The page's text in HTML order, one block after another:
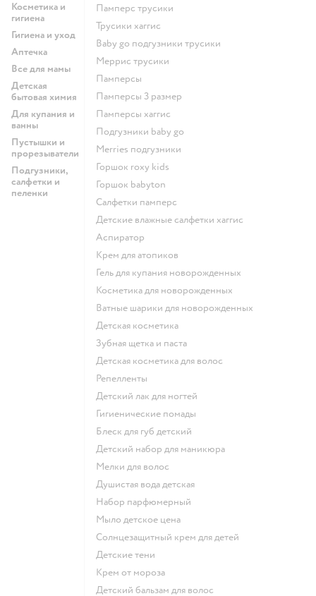
Косметика и
гигиена
Гигиена и уход
Аптечка
Все для мамы
Детская
бытовая химия
Для купания и
ванны
Пустышки и
прорезыватели
Подгузники,
салфетки и
пеленки
памперс трусики
трусики хаггис
baby go подгузники трусики
меррис трусики
памперсы
памперсы 3 размер
памперсы хаггис
подгузники baby go
merries подгузники
горшок roxy kids
горшок babyton
салфетки памперс
детские влажные салфетки хаггис
аспиратор
крем для атопиков
гель для купания новорожденных
косметика для новорожденных
ватные шарики для новорожденных
детская косметика
зубная щетка и паста
детская косметика для волос
репелленты
детский лак для ногтей
гигиенические помады
блеск для губ детский
детский набор для маникюра
мелки для волос
душистая вода детская
набор парфюмерный
мыло детское цена
солнцезащитный крем для детей
детские тени
крем от мороза
детский бальзам для волос